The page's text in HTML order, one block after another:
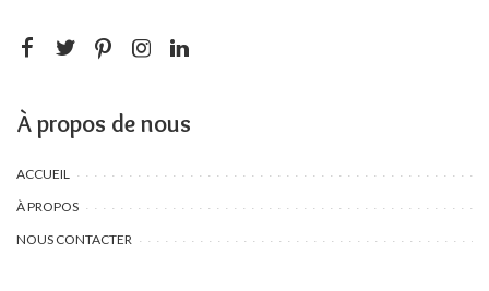
À propos de nous
ACCUEIL
À PROPOS
NOUS CONTACTER